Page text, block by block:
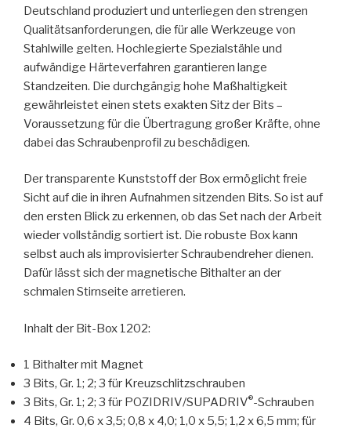
Deutschland produziert und unterliegen den strengen
Qualitätsanforderungen, die für alle Werkzeuge von
Stahlwille gelten. Hochlegierte Spezialstähle und
aufwändige Härteverfahren garantieren lange
Standzeiten. Die durchgängig hohe Maßhaltigkeit
gewährleistet einen stets exakten Sitz der Bits –
Voraussetzung für die Übertragung großer Kräfte, ohne
dabei das Schraubenprofil zu beschädigen.
Der transparente Kunststoff der Box ermöglicht freie
Sicht auf die in ihren Aufnahmen sitzenden Bits. So ist auf
den ersten Blick zu erkennen, ob das Set nach der Arbeit
wieder vollständig sortiert ist. Die robuste Box kann
selbst auch als improvisierter Schraubendreher dienen.
Dafür lässt sich der magnetische Bithalter an der
schmalen Stirnseite arretieren.
Inhalt der Bit-Box 1202:
1 Bithalter mit Magnet
3 Bits, Gr. 1; 2; 3 für Kreuzschlitzschrauben
3 Bits, Gr. 1; 2; 3 für POZIDRIV/SUPADRIV®-Schrauben
4 Bits, Gr. 0,6 x 3,5; 0,8 x 4,0; 1,0 x 5,5; 1,2 x 6,5 mm; für